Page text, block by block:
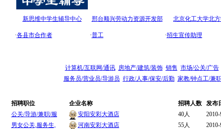
新思维中学生辅导中心
·各县市合作者
邢台顺兴劳动力资源开发部
·普工
北京化工大学北
·招生宣传助理
计算机/互联网/通讯 房地产/建筑/装饰 销售 市场/公关/广告
服务员/营业员/导游员 行政/人事/保安/后勤 家教/钟点工/兼
招聘职位 企业名称 招聘人数
发布
公关/导游/兼职/服
安阳安彩大酒店 40人
男女公关,服务生,
河南安彩大酒店 55人